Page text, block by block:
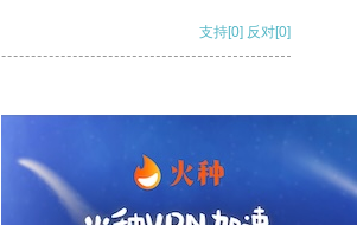
支持[0] 反对[0]